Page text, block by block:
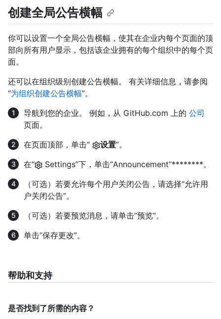
创建全局公告横幅
你可以设置一个全局公告横幅，使其在企业内每个页面的顶
部向所有用户显示，包括该企业拥有的每个组织中的每个页
面。
还可以在组织级别创建公告横幅。 有关详细信息，请参阅
“为组织创建公告横幅”。
导航到您的企业。 例如，从 GitHub.com 上的 公司
页面。
在页面顶部，单击“
设置”。
在“
Settings”下，单击“Announcement”********。
（可选）若要允许每个用户关闭公告，请选择“允许用
户关闭公告”。
（可选）若要预览消息，请单击“预览”。
单击“保存更改”。
帮助和支持
是否找到了所需的内容？